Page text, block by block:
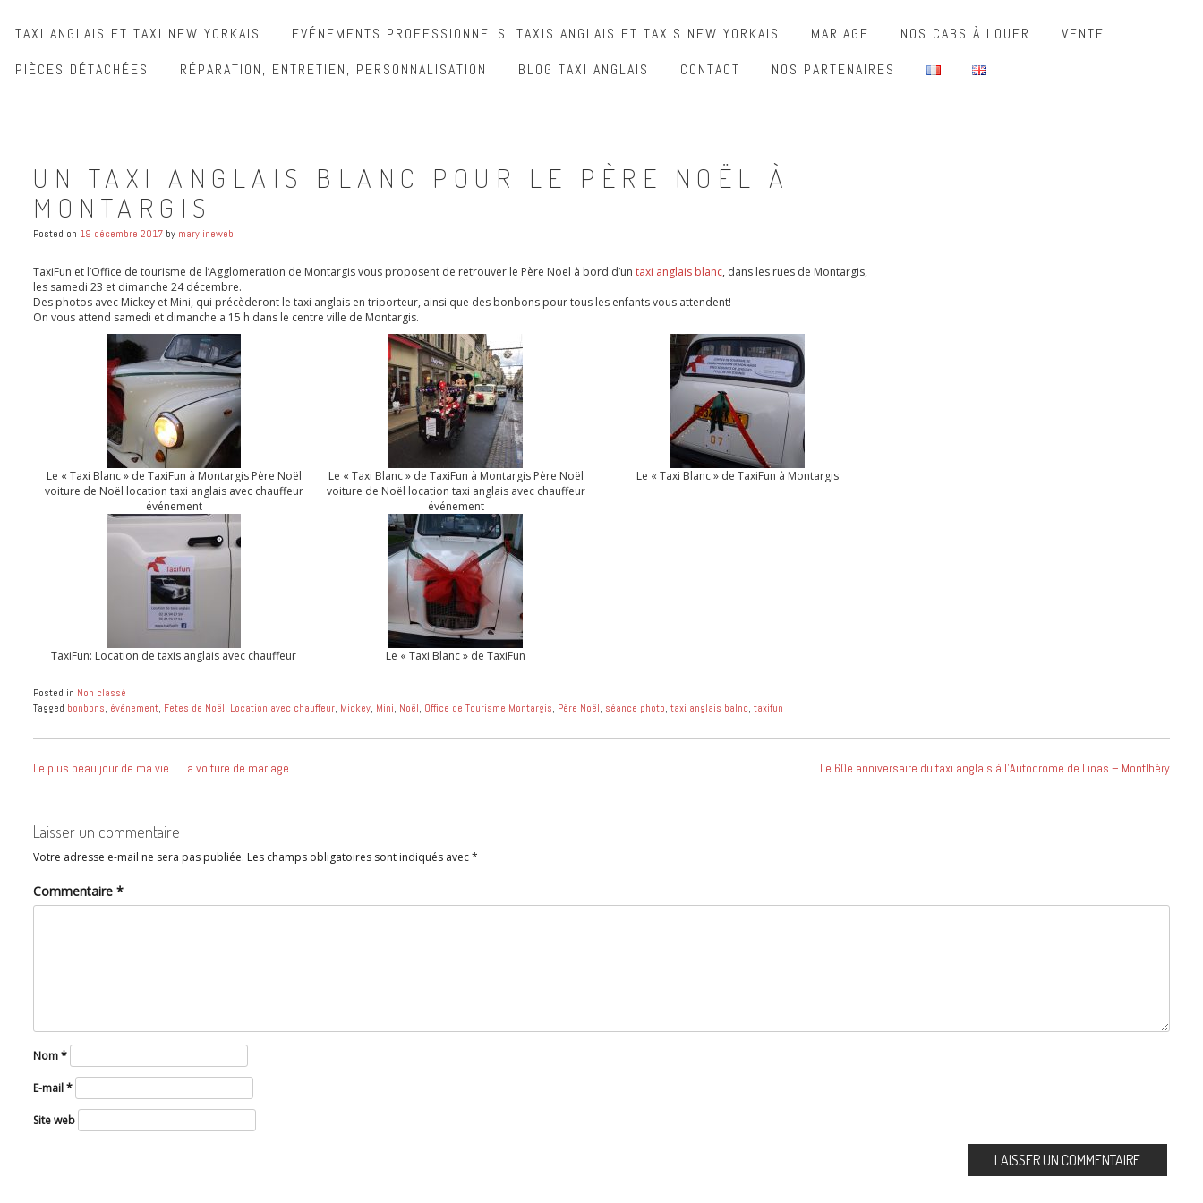
TAXI ANGLAIS ET TAXI NEW YORKAIS EVÉNEMENTS PROFESSIONNELS: TAXIS ANGLAIS ET TAXIS NEW YORKAIS MARIAGE NOS CABS À LOUER
VENTE
PIÈCES DÉTACHÉES
RÉPARATION, ENTRETIEN, PERSONNALISATION BLOG TAXI ANGLAIS CONTACT NOS PARTENAIRES
UN TAXI ANGLAIS BLANC POUR LE PÈRE NOËL À
MONTARGIS
Posted on 19 décembre 2017 by marylineweb
TaxiFun et l’Office de tourisme de l’Agglomeration de Montargis vous proposent de retrouver le Père Noel à bord d’un taxi anglais blanc, dans les rues de Montargis,
les samedi 23 et dimanche 24 décembre.
Des photos avec Mickey et Mini, qui précèderont le taxi anglais en triporteur, ainsi que des bonbons pour tous les enfants vous attendent!
On vous attend samedi et dimanche a 15 h dans le centre ville de Montargis.
Le « Taxi Blanc » de TaxiFun à Montargis Père Noël
voiture de Noël location taxi anglais avec chauffeur
événement
Le « Taxi Blanc » de TaxiFun à Montargis Père Noël
voiture de Noël location taxi anglais avec chauffeur
événement
Le « Taxi Blanc » de TaxiFun à Montargis
TaxiFun: Location de taxis anglais avec chauffeur Le « Taxi Blanc » de TaxiFun
Posted in Non classé
Tagged bonbons, événement, Fetes de Noël, Location avec chauffeur, Mickey, Mini, Noël, Office de Tourisme Montargis, Père Noël, séance photo, taxi anglais balnc, taxifun
DE
Le plus beau jour de ma vie… La voiture de mariage Le 60e anniversaire du taxi anglais à l’Autodrome de Linas – Montlhéry
Laisser un commentaire
Votre adresse e-mail ne sera pas publiée. Les champs obligatoires sont indiqués avec*
Commentaire *
Nom*
E-mail*
Site web